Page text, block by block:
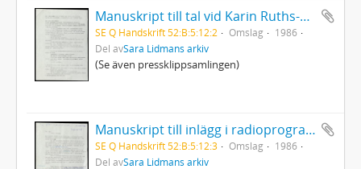
Manuskript till tal vid Karin Ruths-Hoffmans bår
SE Q Handskrift 52:B:5:12:2 Omslag
1986
Del avSara Lidmans arkiv
(Se även pressklippsamlingen)
Manuskript till inlägg i radioprogram 19/3 1986
SE Q Handskrift 52:B:5:12:3 Omslag
1986
Del avSara Lidmans arkiv